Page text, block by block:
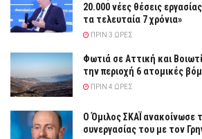
20.000 νέες θέσεις
τα τελευταία 7 χρόνια»
ΠΡΙΝ 3 ΏΡΕΣ
Φωτιά σε Αττική και
την περιοχή 6 ατομικές
ΠΡΙΝ 4 ΏΡΕΣ
Ο Όμιλος ΣΚΑΪ
συνεργασίας του με τον